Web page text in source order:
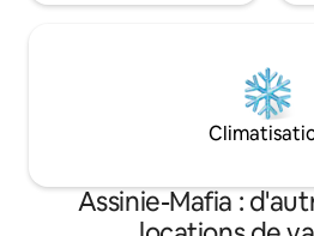
Assinie-Mafia :